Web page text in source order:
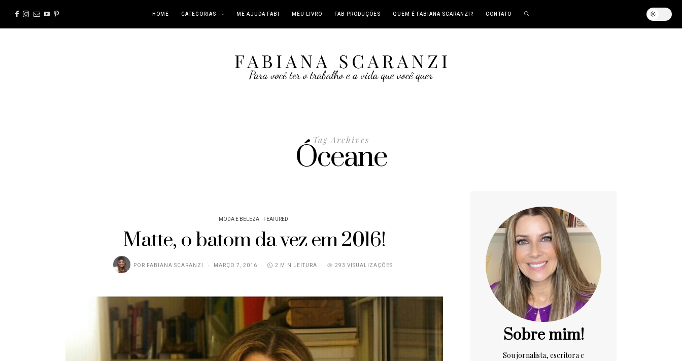
HOME CATEGORIAS ME AJUDA FABI MEU LIVRO FAB PRODUÇÕES QUEM É FABIANA SCARANZI? CONTATO
Tag Archives
Óceane
MODA E BELEZA FEATURED
Matte, o batom da vez em 2016!
POR FABIANA SCARANZI MARÇO 7, 2016 2 MIN LEITURA 293 VISUALIZAÇÕES
Sobre mim!
Sou jornalista, escritora e